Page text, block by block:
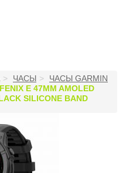
ЧАСЫ
ЧАСЫ GARMIN
E 47MM AMOLED
SILICONE BAND